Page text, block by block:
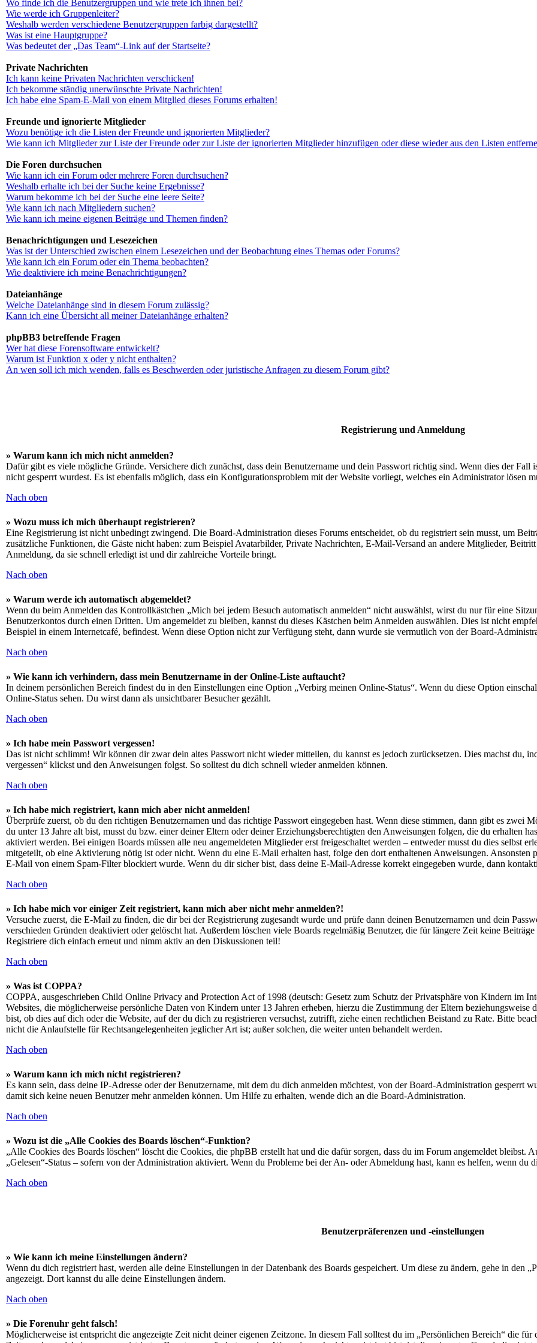
Wo finde ich die Benutzergruppen und wie trete ich ihnen bei?
Wie werde ich Gruppenleiter?
Weshalb werden verschiedene Benutzergruppen farbig dargestellt?
Was ist eine Hauptgruppe?
Was bedeutet der „Das Team“-Link auf der Startseite?
Private Nachrichten
Ich kann keine Privaten Nachrichten verschicken!
Ich bekomme ständig unerwünschte Private Nachrichten!
Ich habe eine Spam-E-Mail von einem Mitglied dieses Forums erhalten!
Freunde und ignorierte Mitglieder
Wozu benötige ich die Listen der Freunde und ignorierten Mitglieder?
Wie kann ich Mitglieder zur Liste der Freunde oder zur Liste der ignorierten Mitglieder hinzufügen oder diese wieder aus den Listen
Die Foren durchsuchen
Wie kann ich ein Forum oder mehrere Foren durchsuchen?
Weshalb erhalte ich bei der Suche keine Ergebnisse?
Warum bekomme ich bei der Suche eine leere Seite?
Wie kann ich nach Mitgliedern suchen?
Wie kann ich meine eigenen Beiträge und Themen finden?
Benachrichtigungen und Lesezeichen
Was ist der Unterschied zwischen einem Lesezeichen und der Beobachtung eines Themas oder Forums?
Wie kann ich ein Forum oder ein Thema beobachten?
Wie deaktiviere ich meine Benachrichtigungen?
Dateianhänge
Welche Dateianhänge sind in diesem Forum zulässig?
Kann ich eine Übersicht all meiner Dateianhänge erhalten?
phpBB3 betreffende Fragen
Wer hat diese Forensoftware entwickelt?
Warum ist Funktion x oder y nicht enthalten?
An wen soll ich mich wenden, falls es Beschwerden oder juristische Anfragen zu diesem Forum gibt?
Registrierung und Anmeldung
» Warum kann ich mich nicht anmelden?
Dafür gibt es viele mögliche Gründe. Versichere dich zunächst, dass dein Benutzername und dein Passwort richtig sind. Wenn dies der
nicht gesperrt wurdest. Es ist ebenfalls möglich, dass ein Konfigurationsproblem mit der Website vorliegt, welches ein Administrator lösen
Nach oben
» Wozu muss ich mich überhaupt registrieren?
Eine Registrierung ist nicht unbedingt zwingend. Die Board-Administration dieses Forums entscheidet, ob du registriert sein musst, um
zusätzliche Funktionen, die Gäste nicht haben: zum Beispiel Avatarbilder, Private Nachrichten, E-Mail-Versand an andere Mitglieder,
Anmeldung, da sie schnell erledigt ist und dir zahlreiche Vorteile bringt.
Nach oben
» Warum werde ich automatisch abgemeldet?
Wenn du beim Anmelden das Kontrollkästchen „Mich bei jedem Besuch automatisch anmelden“ nicht auswählst, wirst du nur für eine
Benutzerkontos durch einen Dritten. Um angemeldet zu bleiben, kannst du dieses Kästchen beim Anmelden auswählen. Dies ist nicht
Beispiel in einem Internetcafé, befindest. Wenn diese Option nicht zur Verfügung steht, dann wurde sie vermutlich von der Board-
Nach oben
» Wie kann ich verhindern, dass mein Benutzername in der Online-Liste auftaucht?
In deinem persönlichen Bereich findest du in den Einstellungen eine Option „Verbirg meinen Online-Status“. Wenn du diese Option
Online-Status sehen. Du wirst dann als unsichtbarer Besucher gezählt.
Nach oben
» Ich habe mein Passwort vergessen!
Das ist nicht schlimm! Wir können dir zwar dein altes Passwort nicht wieder mitteilen, du kannst es jedoch zurücksetzen. Dies machst du,
vergessen“ klickst und den Anweisungen folgst. So solltest du dich schnell wieder anmelden können.
Nach oben
» Ich habe mich registriert, kann mich aber nicht anmelden!
Überprüfe zuerst, ob du den richtigen Benutzernamen und das richtige Passwort eingegeben hast. Wenn diese stimmen, dann gibt es zwei
du unter 13 Jahre alt bist, musst du bzw. einer deiner Eltern oder deiner Erziehungsberechtigten den Anweisungen folgen, die du erhalten
aktiviert werden. Bei einigen Boards müssen alle neu angemeldeten Mitglieder erst freigeschaltet werden – entweder musst du dies selbst
mitgeteilt, ob eine Aktivierung nötig ist oder nicht. Wenn du eine E-Mail erhalten hast, folge den dort enthaltenen Anweisungen.
E-Mail von einem Spam-Filter blockiert wurde. Wenn du dir sicher bist, dass deine E-Mail-Adresse korrekt eingegeben wurde, dann
Nach oben
» Ich habe mich vor einiger Zeit registriert, kann mich aber nicht mehr anmelden?!
Versuche zuerst, die E-Mail zu finden, die dir bei der Registrierung zugesandt wurde und prüfe dann deinen Benutzernamen und dein
verschieden Gründen deaktiviert oder gelöscht hat. Außerdem löschen viele Boards regelmäßig Benutzer, die für längere Zeit keine
Registriere dich einfach erneut und nimm aktiv an den Diskussionen teil!
Nach oben
» Was ist COPPA?
COPPA, ausgeschrieben Child Online Privacy and Protection Act of 1998 (deutsch: Gesetz zum Schutz der Privatsphäre von Kindern im
Websites, die möglicherweise persönliche Daten von Kindern unter 13 Jahren erheben, hierzu die Zustimmung der Eltern beziehungsweise
bist, ob dies auf dich oder die Website, auf der du dich zu registrieren versuchst, zutrifft, ziehe einen rechtlichen Beistand zu Rate. Bitte
nicht die Anlaufstelle für Rechtsangelegenheiten jeglicher Art ist; außer solchen, die weiter unten behandelt werden.
Nach oben
» Warum kann ich mich nicht registrieren?
Es kann sein, dass deine IP-Adresse oder der Benutzername, mit dem du dich anmelden möchtest, von der Board-Administration gesperrt
damit sich keine neuen Benutzer mehr anmelden können. Um Hilfe zu erhalten, wende dich an die Board-Administration.
Nach oben
» Wozu ist die „Alle Cookies des Boards löschen“-Funktion?
„Alle Cookies des Boards löschen“ löscht die Cookies, die phpBB erstellt hat und die dafür sorgen, dass du im Forum angemeldet bleibst.
„Gelesen“-Status – sofern von der Administration aktiviert. Wenn du Probleme bei der An- oder Abmeldung hast, kann es helfen, wenn du
Nach oben
Benutzerpräferenzen und -einstellungen
» Wie kann ich meine Einstellungen ändern?
Wenn du dich registriert hast, werden alle deine Einstellungen in der Datenbank des Boards gespeichert. Um diese zu ändern, gehe in den
angezeigt. Dort kannst du alle deine Einstellungen ändern.
Nach oben
» Die Forenuhr geht falsch!
Möglicherweise ist entspricht die angezeigte Zeit nicht deiner eigenen Zeitzone. In diesem Fall solltest du im „Persönlichen Bereich“ die